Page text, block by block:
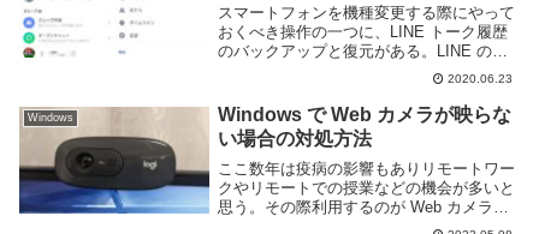
スマートフォンを機種変更する際にやって
おくべき操作の一つに、LINE トーク履歴
のバックアップと復元がある。LINE のト
ーク履歴はアプリ側に保存されるため機種
変更する際には自分でトーク履歴のバック
アップと復元の作業を行わないといけな
い。基...
2020.06.23
Windows
Windows で Web カメラが映らな
い場合の対処方法
ここ数年は疫病の影響もありリモートワー
クやリモートでの授業などの機会が多いと
思う。その際利用するのが Web カメラ
だ。カメラを利用すれば遠隔地でも顔を見